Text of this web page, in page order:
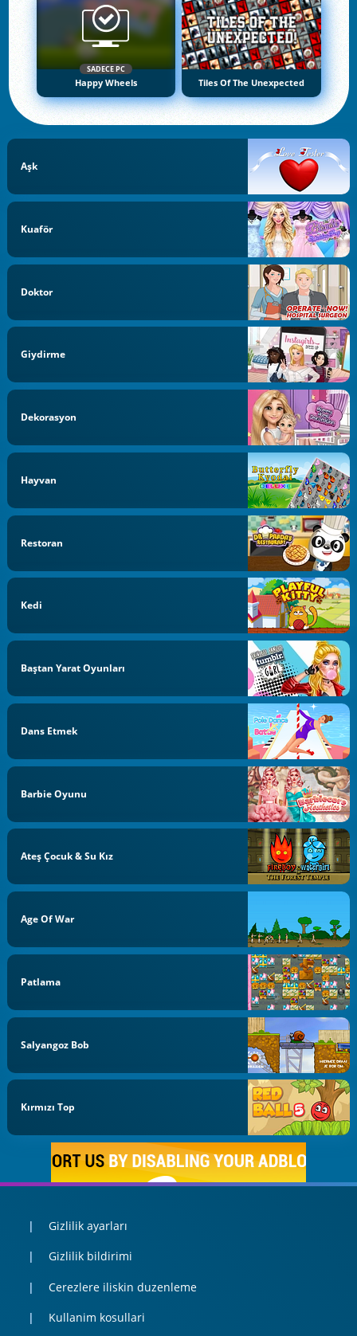
SADECE PC
Happy Wheels Tiles Of The Unexpected
Aşk
Kuaför
Doktor
Giydirme
Dekorasyon
Hayvan
Restoran
Kedi
Baştan Yarat Oyunları
Dans Etmek
Barbie Oyunu
Ateş Çocuk & Su Kız
Age Of War
Patlama
Salyangoz Bob
Kırmızı Top
Gizlilik ayarları
Gizlilik bildirimi
Cerezlere iliskin duzenleme
Kullanim kosullari